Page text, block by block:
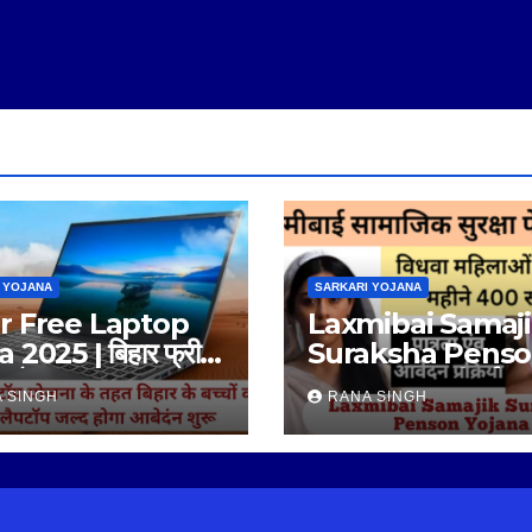
YOJANA
Free Laptop
2025 | बिहार फ्री
योजना 2025 |
SINGH
SARKARI YOJANA
Laxmibai
Suraksha
Yojana | लक्ष्मीबाई
सुरक्षा पेंशन योजना |
RANA SINGH